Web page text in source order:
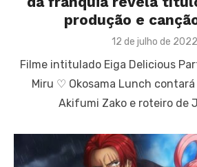
produção e
Posted
12 de julho de 2022
Filme intitulado Eiga Delicious
Miru ♡ Okosama Lunch
Akifumi Zako e roteiro de